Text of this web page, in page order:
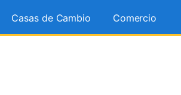
Casas de Cambio Comercio